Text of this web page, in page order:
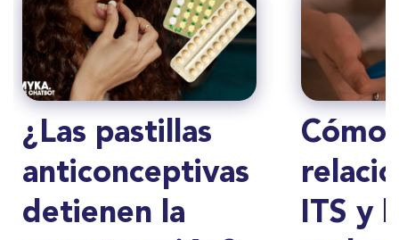
¿Las pastillas
anticonceptivas
detienen la
Cómo
ITS y